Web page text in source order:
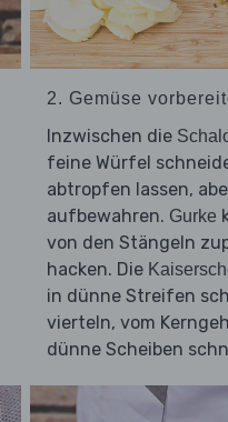
2. Gemüse
Inzwischen die
feine Würfel
abtropfen lassen,
aufbewahren. Gurke
von den Stängeln
hacken. Die
in dünne Streifen
vierteln, vom
dünne Scheiben